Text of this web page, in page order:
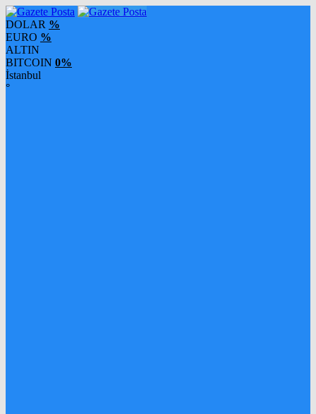
DOLAR %
EURO %
ALTIN
BITCOIN 0%
İstanbul
°